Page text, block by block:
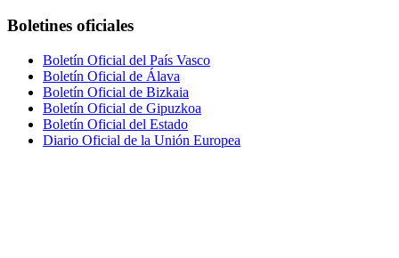
Boletines oficiales
Boletín Oficial del País Vasco
Boletín Oficial de Álava
Boletín Oficial de Bizkaia
Boletín Oficial de Gipuzkoa
Boletín Oficial del Estado
Diario Oficial de la Unión Europea